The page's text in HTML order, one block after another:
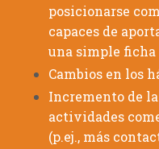
posicionarse
capaces de
una simple ficha
Cambios en los
Incremento de
actividades
(p.ej., más